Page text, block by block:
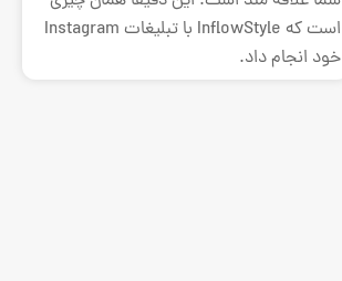
است که InflowStyle با تبلیغات Instagram
خود انجام داد.